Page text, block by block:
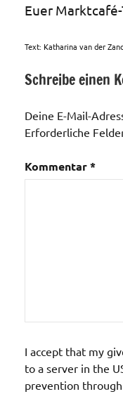
Euer
Text: Katharina van der
Schreibe einen
Deine E-Mail-
Erforderliche
Kommentar*
I accept that my
to a server in the
prevention